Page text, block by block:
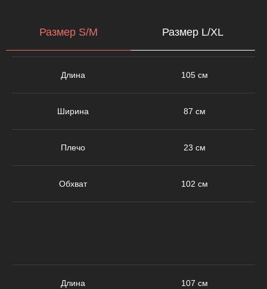
Размер S/M Размер L/XL
Длина 105 см
Ширина 87 см
Плечо 23 см
Обхват 102 см
Длина 107 см